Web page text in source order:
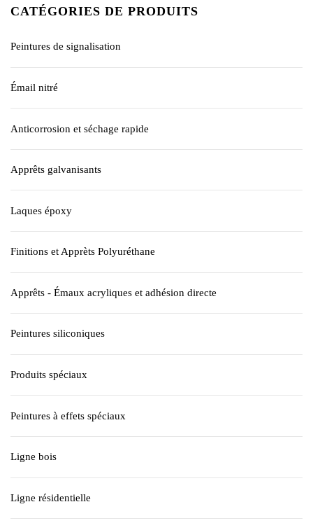
CATÉGORIES DE PRODUITS
Peintures de signalisation
Émail nitré
Anticorrosion et séchage rapide
Apprêts galvanisants
Laques époxy
Finitions et Apprèts Polyuréthane
Apprêts - Émaux acryliques et adhésion directe
Peintures siliconiques
Produits spéciaux
Peintures à effets spéciaux
Ligne bois
Ligne résidentielle